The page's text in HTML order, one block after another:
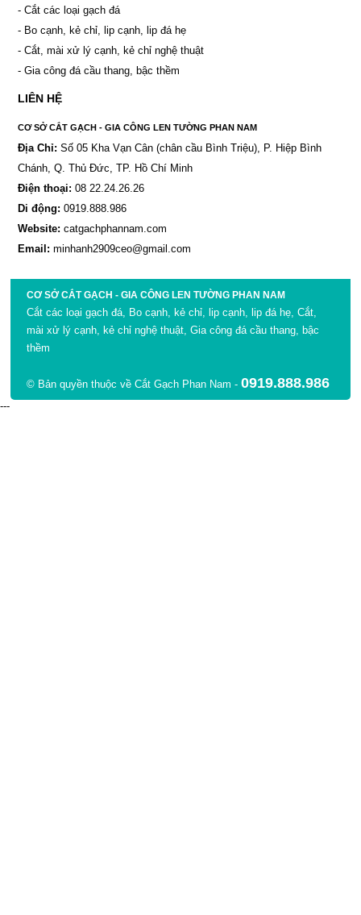
CƠ SỞ CẮT GẠCH - GIA CÔNG LEN TƯỜNG PHAN NAM
Cắt các loại gạch đá, Bo cạnh, kẻ chỉ, lip cạnh, lip đá hẹ, Cắt,
mài xử lý cạnh, kẻ chỉ nghệ thuật, Gia công đá cầu thang, bậc
thềm
- Cắt các loại gạch đá
- Bo cạnh, kẻ chỉ, lip cạnh, lip đá hẹ
- Cắt, mài xử lý cạnh, kẻ chỉ nghệ thuật
- Gia công đá cầu thang, bậc thềm
LIÊN HỆ
CƠ SỞ CẮT GẠCH - GIA CÔNG LEN TƯỜNG PHAN NAM
Địa Chỉ: Số 05 Kha Vạn Cân (chân cầu Bình Triệu), P. Hiệp Bình
Chánh, Q. Thủ Đức, TP. Hồ Chí Minh
Điện thoại: 08 22.24.26.26
Di động: 0919.888.986
Website: catgachphannam.com
Email: minhanh2909ceo@gmail.com
© Bản quyền thuộc về Cắt Gạch Phan Nam -0919.888.986
---